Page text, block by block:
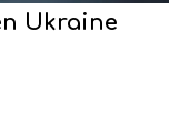
Ukraine